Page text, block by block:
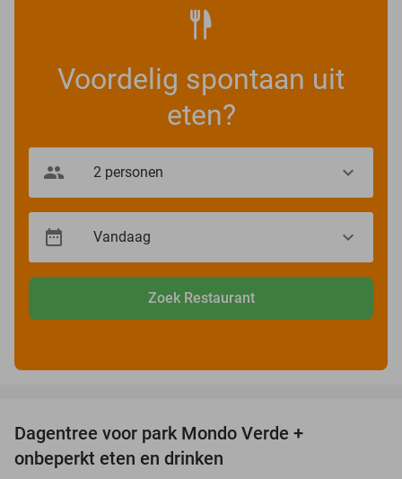
Voordelig spontaan uit
eten?
Zoek Restaurant
Dagentree voor park Mondo Verde +
onbeperkt eten en drinken